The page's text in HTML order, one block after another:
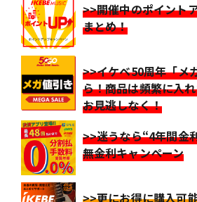
>>開催中のポイント
まとめ！
>>イケベ50周年「メ
ら！商品は頻繁に入
お見逃しなく！
>>迷うなら“4年間金
無金利キャンペーン
>>更にお得に購入可